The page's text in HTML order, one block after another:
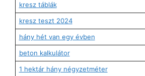
kresz táblák
kresz teszt 2024
hány hét van egy évben
beton kalkulátor
1 hektár hány négyzetméter